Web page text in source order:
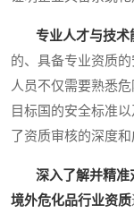
专业人才与技术
的、具备专业资质
人员不仅需要熟悉
目标国的安全标准
了资质审核的深度和
深入了解并精准
境外危化品行业资质